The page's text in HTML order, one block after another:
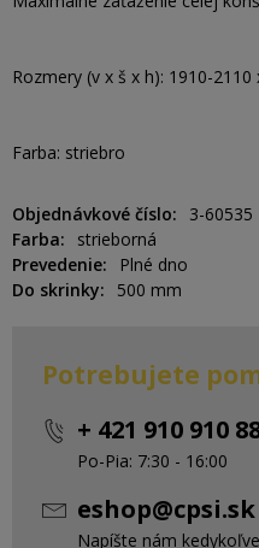
Rozmery (v x š x h): 1910-
Farba: striebro
Objednávkové číslo
3-60535
Farba
strieborná
Prevedenie
Plné dno
Do skrinky
500 mm
Potrebujete
+ 421 910 910
Po-Pia: 7:30 - 16:00
eshop@cpsi.sk
Napíšte nám